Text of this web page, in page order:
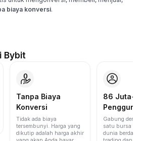
biaya konversi.
Bybit
Tanpa Biaya
Konversi
Tidak ada biaya
tersembunyi. Harga yang
dikutip adalah harga akhir
86 Juta+
Pengguna
Gabung
satu bursa
dunia